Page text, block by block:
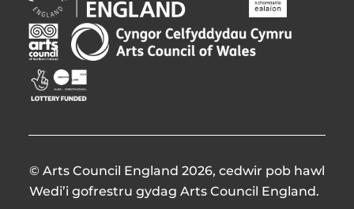
Council
England
Opens
in
new
window
Council
Northern
Ireland
Creative
Scotland
Opens
in
Arts
Council
of
Wales
window
Opens
in
window
© Arts Council England 2026, cedwir pob hawl
Wedi’i gofrestru gydag Arts Council England.